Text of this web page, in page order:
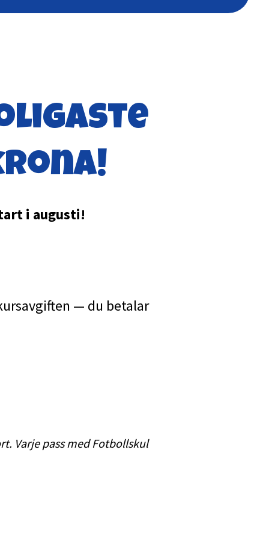
i augusti!
— du betalar
Varje pass med Fotbollskul